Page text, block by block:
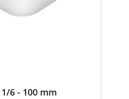
6 - 100 mm